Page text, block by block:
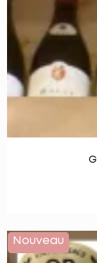
Nouveau